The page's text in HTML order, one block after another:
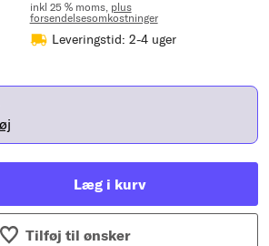
inkl 25 % moms, plus
forsendelsesomkostninger
Leveringstid: 2-4 uger
Læg i kurv
Tilføj til ønsker